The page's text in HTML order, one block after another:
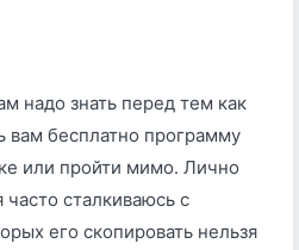
надо знать перед тем как
вам бесплатно программу
или пройти мимо. Лично
сталкиваюсь с
его скопировать нельзя